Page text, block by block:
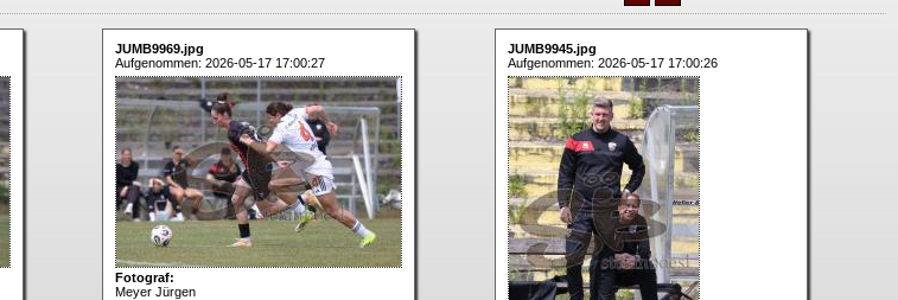
JUMB9969.jpg
Aufgenommen: 2026-05-17 17:00:27
Fotograf:
Meyer Jürgen
JUMB9945.jpg
Aufgenommen: 2026-05-17 17:00:26